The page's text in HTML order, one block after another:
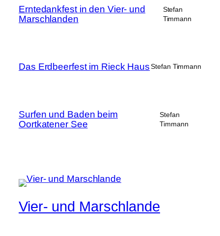
Erntedankfest in den Vier- und
Marschlanden
Stefan
Timmann
Das Erdbeerfest im Rieck Haus Stefan Timmann
Surfen und Baden beim
Oortkatener See
Stefan
Timmann
Vier- und Marschlande